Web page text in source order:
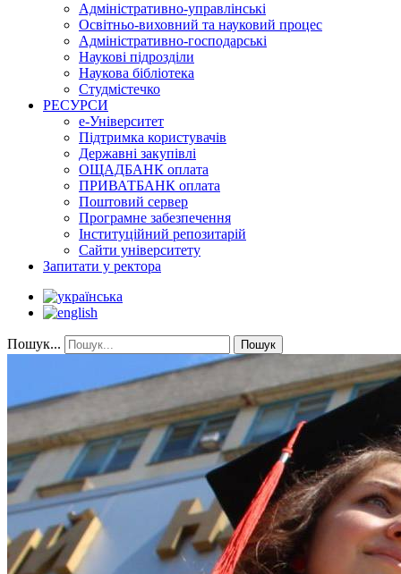
Адміністративно-управлінські
Освітньо-виховний та науковий процес
Адміністративно-господарські
Наукові підрозділи
Наукова бібліотека
Студмістечко
РЕСУРСИ
е-Університет
Підтримка користувачів
Державні закупівлі
ОЩАДБАНК оплата
ПРИВАТБАНК оплата
Поштовий сервер
Програмне забезпечення
Інституційний репозитарій
Сайти університету
Запитати у ректора
Пошук... Пошук